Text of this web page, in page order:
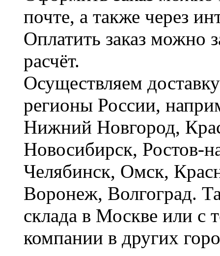
почте, а также через
Оплатить заказ можно
расчёт.
Осуществляем
регионы России,
Нижний Новгород,
Новосибирск, Ростов-
Челябинск, Омск,
Воронеж, Волгоград.
склада в Москве или с
компании в других